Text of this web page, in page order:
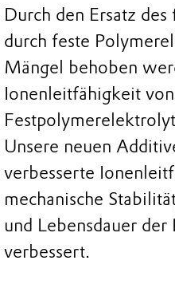
Durch den Ersatz
durch feste
Mängel behoben
Ionenleitfähigkeit von
Unsere neuen
verbesserte
mechanische
und Lebensdauer
verbessert.